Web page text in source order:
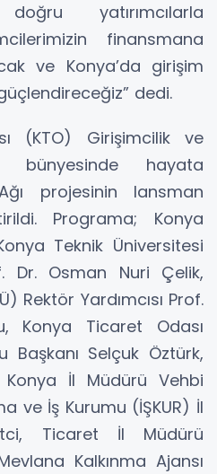
yatırımcılarla
finansmana
ve Konya’da girişim
dedi.
(KTO) Girişimcilik ve
bünyesinde hayata
projesinin lansman
Programa; Konya
Teknik Üniversitesi
Dr. Osman Nuri Çelik,
Rektör Yardımcısı Prof.
Konya Ticaret Odası
Başkanı Selçuk Öztürk,
İl Müdürü Vehbi
ve İş Kurumu (İŞKUR) İl
Ticaret İl Müdürü
Kalkınma Ajansı